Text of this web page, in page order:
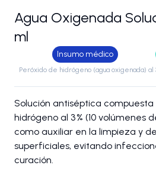
Agua Oxigenada
ml
Insumo médico
Peróxido de hidrógeno (agua oxigenada) al
Solución antiséptica
hidrógeno al 3 % (10 volúmenes
como auxiliar en la limpieza y
superficiales, evitando
curación.